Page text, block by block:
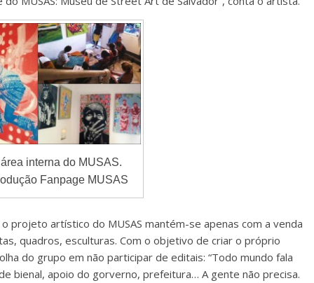
interna do MUSAS.
Fanpage MUSAS
projeto artístico do MUSAS mantém-se apenas com a venda
quadros, esculturas. Com o objetivo de criar o próprio
do grupo em não participar de editais: “Todo mundo fala
bienal, apoio do gorverno, prefeitura… A gente não precisa.